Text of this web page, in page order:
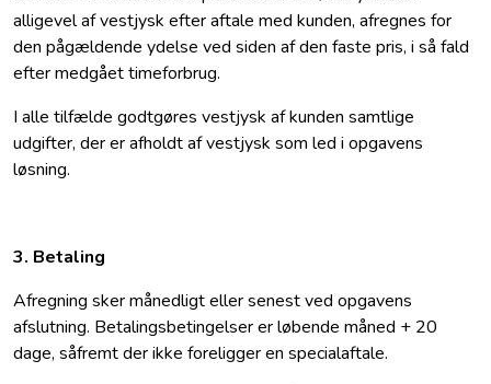
alligevel af vestjysk efter aftale med kunden, afregnes for
den pågældende ydelse ved siden af den faste pris, i så fald
efter medgået timeforbrug.
I alle tilfælde godtgøres vestjysk af kunden samtlige
udgifter, der er afholdt af vestjysk som led i opgavens
løsning.
3. Betaling
Afregning sker månedligt eller senest ved opgavens
afslutning. Betalingsbetingelser er løbende måned + 20
dage, såfremt der ikke foreligger en specialaftale.